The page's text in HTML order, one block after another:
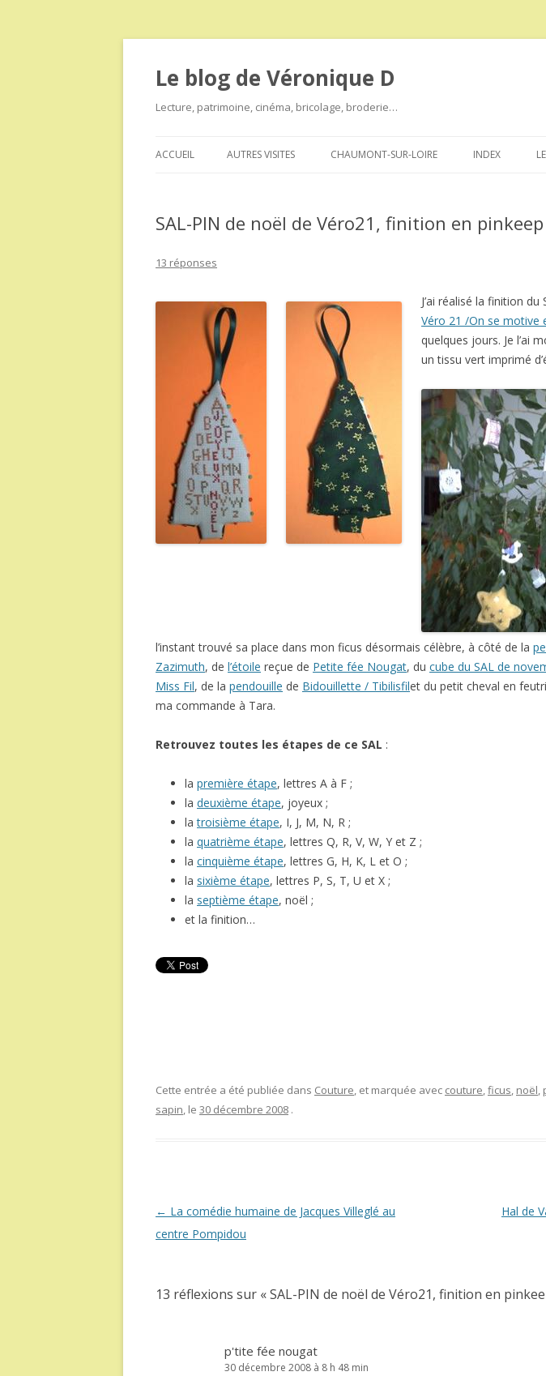
Le blog de Véronique D
Lecture, patrimoine, cinéma, bricolage, broderie…
ACCUEIL AUTRES VISITES CHAUMONT-SUR-LOIRE INDEX
SAL-PIN de noël de Véro21, finition en pinkeep
13 réponses
J’ai réalisé la finition
Véro 21 /On se motive
quelques jours. Je l’ai
un tissu vert imprimé
l’instant trouvé sa place dans mon ficus désormais célèbre, à côté de la
Zazimuth, de l’étoile reçue de Petite fée Nougat, du cube du SAL de
Miss Fil, de la pendouille de Bidouillette / Tibilisfilet du petit cheval en
ma commande à Tara.
Retrouvez toutes les étapes de ce SAL :
la première étape, lettres A à F ;
la deuxième étape, joyeux ;
latroisième étape, I, J, M, N, R ;
la quatrième étape, lettres Q, R, V, W, Y et Z ;
la cinquième étape, lettres G, H, K, L et O ;
la sixième étape, lettres P, S, T, U et X ;
la septième étape, noël ;
et la finition…
Cette entrée a été publiée dans Couture, et marquée avec couture,ficus, noël,
sapin, le 30 décembre 2008 .
Navigation
des
← La comédie humaine de Jacques Villeglé au
centre Pompidou
Hal de
13 réflexions sur «SAL-PIN de noël de Véro21, finition en
p'tite fée nougat
30 décembre 2008 à 8 h 48 min